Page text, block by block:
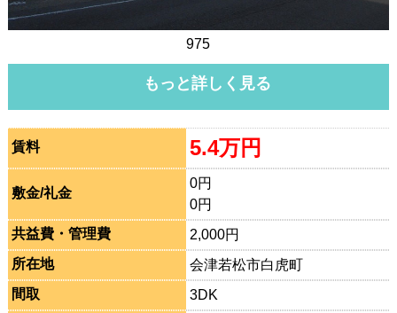
975
もっと詳しく見る
賃料 5.4万円
敷金/礼金
0円
0円
共益費・管理費
2,000円
所在地
会津若松市白虎町
間取
3DK